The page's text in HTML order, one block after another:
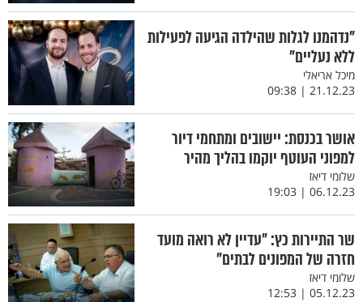
"נדהמנו לגלות שהילדה הגיעה לפעילות
ללא נעליים"
מיכל אריאלי
21.12.23 | 09:38
אושר בכנסת: יישובים ומתחמי דיור
למפוני העוטף יוקמו בהליך מהיר
שלומי דיאז
06.12.23 | 19:03
שר התיירות כץ: "עדיין לא רואה מועד
חזרה של המפונים לבתים"
שלומי דיאז
05.12.23 | 12:53